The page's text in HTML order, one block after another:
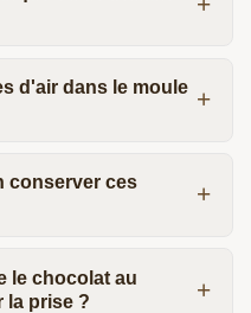
d'air dans le moule
conserver ces
le chocolat au
la prise ?